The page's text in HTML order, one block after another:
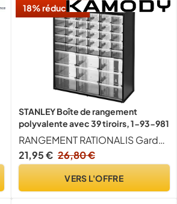
18% réduction
STANLEY Boîte de rangement
polyvalente avec 39 tiroirs, 1-93-981
RANGEMENT RATIONALIS Gardez votre espace de travail bien rang et vos outils facilement accessibles gr ce aux 39 tiroirs con us pour une organisation optimale.
21,95 € 26,80 €
VERS L'OFFRE